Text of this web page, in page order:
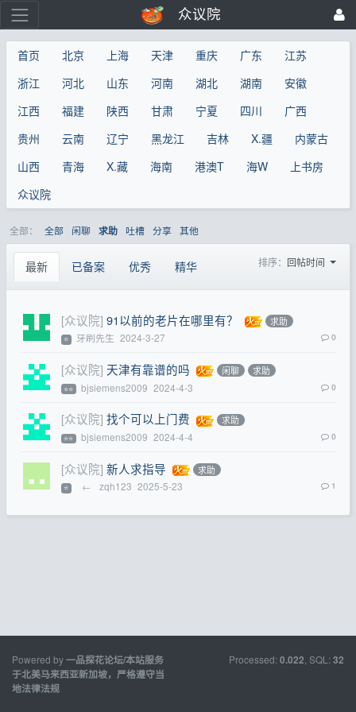
众议院
首页 北京 上海 天津 重庆 广东
江苏
浙江
河北 山东 河南 湖北 湖南
安徽
江西
福建 陕西 甘肃 宁夏 四川
广西
贵州
云南 辽宁 黑龙江 吉林 X.疆
内蒙古
山西
青海 X.藏 海南 港澳T 海W
上书房
众议院
全部： 全部 闲聊 求助 吐槽 分享 其他
最新 已备案 优秀 精华 排序： 回帖时间
[众议院] 91以前的老片在哪里有？ 求助
⭐ 牙刷先生 2024-3-27 0
[众议院] 天津有靠谱的吗 闲聊 求助
⭐⭐ bjsiemens2009 2024-4-3 0
[众议院] 找个可以上门费 求助
⭐⭐ bjsiemens2009 2024-4-4 0
[众议院] 新人求指导 求助
⭐ ← zqh123 2025-5-23 1
Powered by一品探花论坛/本站服务
于北美马来西亚新加坡，严格遵守当
地法律法规
Processed: 0.022 , SQL: 32